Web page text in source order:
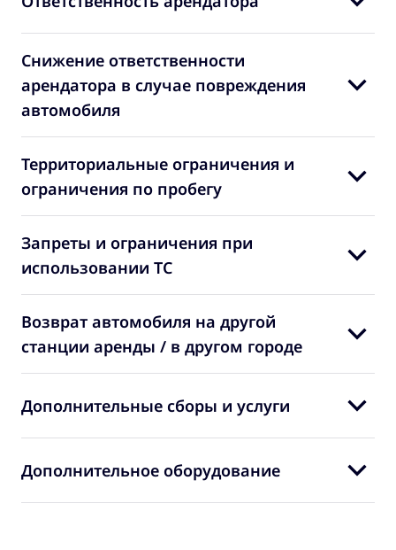
Снижение ответственности
арендатора в случае повреждения
автомобиля
Территориальные ограничения и
ограничения по пробегу
Запреты и ограничения при
использовании ТС
Возврат автомобиля на другой
станции аренды / в другом городе
Дополнительные сборы и услуги
Дополнительное оборудование